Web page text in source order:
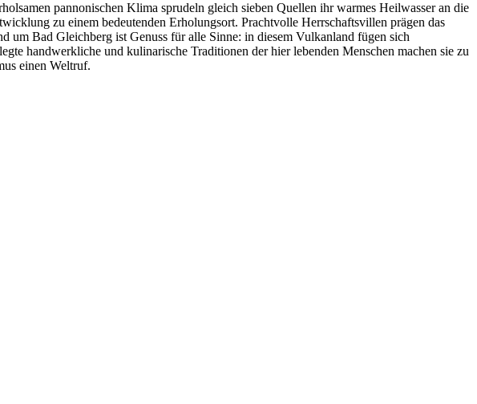
pannonischen Klima sprudeln gleich sieben Quellen ihr warmes Heilwasser an die
zu einem bedeutenden Erholungsort. Prachtvolle Herrschaftsvillen prägen das
um Bad Gleichberg ist Genuss für alle Sinne: in diesem Vulkanland fügen sich
handwerkliche und kulinarische Traditionen der hier lebenden Menschen machen sie zu
einen Weltruf.